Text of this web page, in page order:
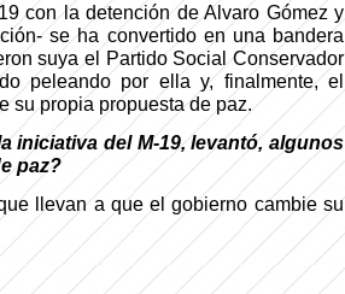
con la detención de Alvaro Gómez y
se ha convertido en una bandera
suya el Partido Social Conservador
peleando por ella y, finalmente, el
su propia propuesta de paz.
iniciativa del M-19, levantó, algunos
paz?
llevan a que el gobierno cambie su